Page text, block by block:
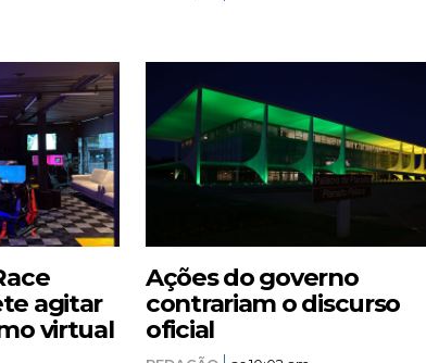
agitar
virtual
Ações do governo
contrariam o discurso
oficial